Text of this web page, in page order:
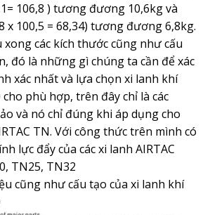
106,8 ) tương đương 10,6kg và
x 100,5 = 68,34) tương đương 6,8kg.
các kích thước cũng như cấu
đó là những gì chúng ta cần để xác
xác nhất và lựa chọn xi lanh khí
cho phù hợp, trên đây chỉ là các
và nó chỉ đúng khi áp dụng cho
TN. Với công thức trên mình có
lực đẩy của các xi lanh AIRTAC
TN25, TN32
cũng như cấu tạo của xi lanh khí